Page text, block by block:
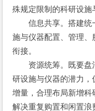
殊规定限制的科研设施
信息共享。搭建统
施与仪器配置、管理
衔接。
资源统筹。既要盘
研设施与仪器的潜力
增量，合理布局新增
解决重复购置和闲置浪